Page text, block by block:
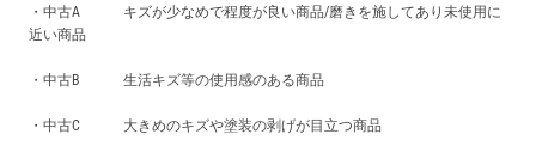
・中古A キズが少なめで程度が良い商品/磨きを施してあり未使用に
近い商品
・中古B 生活キズ等の使用感のある商品
・中古C 大きめのキズや塗装の剥げが目立つ商品